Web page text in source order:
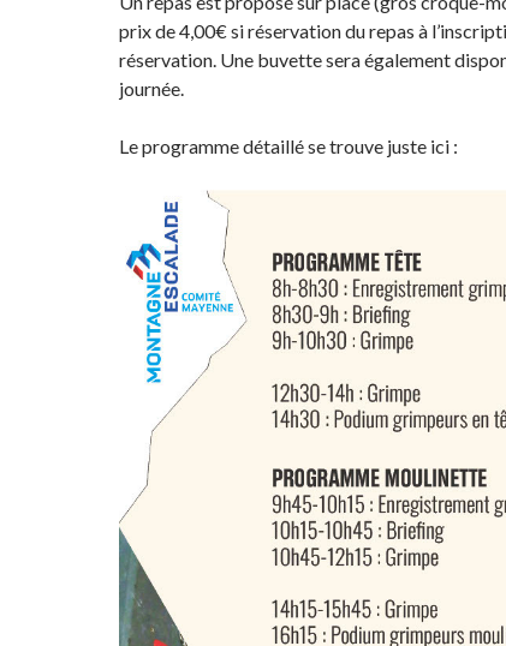
prix de 4,00€ si réservation du repas à
réservation. Une buvette sera également
journée.
Le programme détaillé se trouve juste ici :